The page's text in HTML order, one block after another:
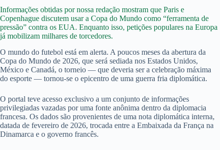
Informações obtidas por nossa redação mostram que Paris e
Copenhague discutem usar a Copa do Mundo como “ferramenta de
pressão” contra os EUA. Enquanto isso, petições populares na Europa
já mobilizam milhares de torcedores.
O mundo do futebol está em alerta. A poucos meses da abertura da
Copa do Mundo de 2026, que será sediada nos Estados Unidos,
México e Canadá, o torneio — que deveria ser a celebração máxima
do esporte — tornou-se o epicentro de uma guerra fria diplomática.
O portal teve acesso exclusivo a um conjunto de informações
privilegiadas vazadas por uma fonte anônima dentro da diplomacia
francesa. Os dados são provenientes de uma nota diplomática interna,
datada de fevereiro de 2026, trocada entre a Embaixada da França na
Dinamarca e o governo francês.